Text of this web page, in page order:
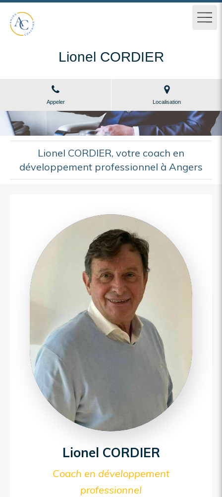
Lionel CORDIER
Appeler Localisation
Lionel CORDIER, votre coach en
développement professionnel à Angers
Lionel CORDIER
Coach en développement
professionnel